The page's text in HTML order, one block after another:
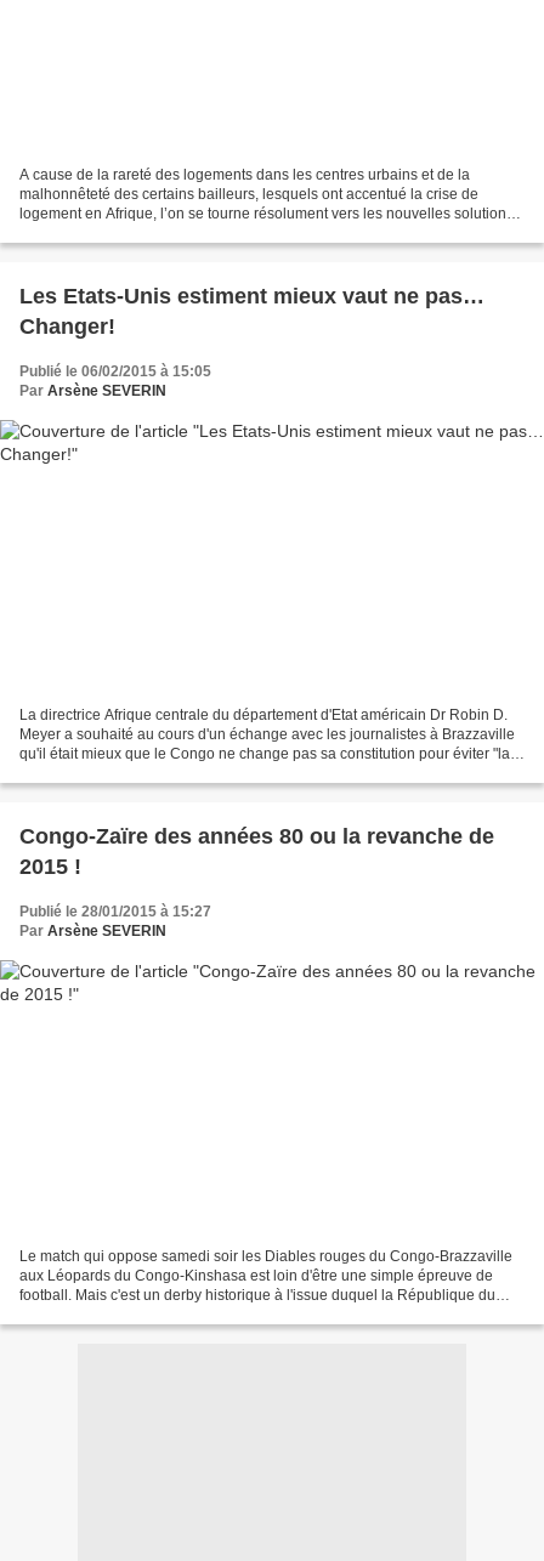
A cause de la rareté des logements dans les centres urbains et de la
malhonnêteté des certains bailleurs, lesquels ont accentué la crise de
logement en Afrique, l’on se tourne résolument vers les nouvelles solutions
Les Etats-Unis estiment mieux vaut ne pas…
Changer!
Publié le 06/02/2015 à 15:05
Par Arsène SEVERIN
La directrice Afrique centrale du département d'Etat américain Dr Robin D.
Meyer a souhaité au cours d'un échange avec les journalistes à Brazzaville
qu'il était mieux que le Congo ne change pas sa constitution pour éviter "la
Congo-Zaïre des années 80 ou la revanche de
2015 !
Publié le 28/01/2015 à 15:27
Par Arsène SEVERIN
Le match qui oppose samedi soir les Diables rouges du Congo-Brazzaville
aux Léopards du Congo-Kinshasa est loin d'être une simple épreuve de
football. Mais c'est un derby historique à l'issue duquel la République du